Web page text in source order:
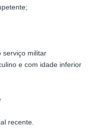
serviço militar
e com idade inferior
recente.